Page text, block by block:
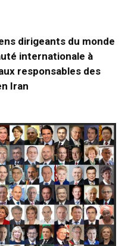
dirigeants du monde
internationale à
responsables des
Iran